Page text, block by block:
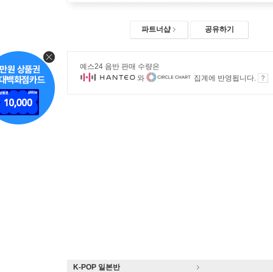
파트너샵 공유하기
예스24 음반 판매 수량은
와
집계에 반영됩니다.
K-POP 일본반